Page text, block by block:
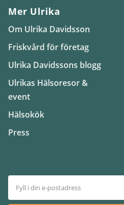
Mer Ulrika
Om Ulrika Davidsson
Friskvård för företag
Ulrika Davidssons blogg
Ulrikas Hälsoresor &
event
Hälsokök
Press